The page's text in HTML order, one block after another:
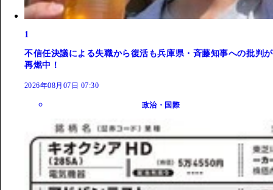
1
不信任決議による失職から復活も兵庫県・斉藤知事への批判が
再燃中！
2026年08月07日 07:30
政治・国際